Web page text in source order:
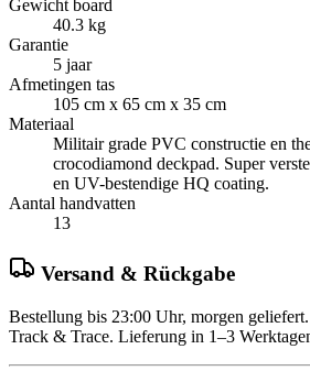
Gewicht board
40.3 kg
Garantie
5 jaar
Afmetingen tas
105 cm x 65 cm x 35 cm
Materiaal
Militair grade PVC constructie en
crocodiamond deckpad. Super
en UV-bestendige HQ coating.
Aantal handvatten
13
Versand & Rückgabe
Bestellung bis 23:00 Uhr, morgen
Track & Trace. Lieferung in 1–3